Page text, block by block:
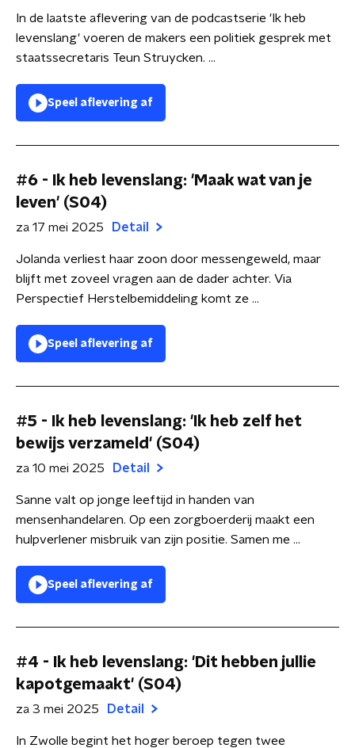
In de laatste aflevering van de podcastserie 'Ik heb
levenslang' voeren de makers een politiek gesprek met
staatssecretaris Teun Struycken. ...
Speel aflevering af
#6 - Ik heb levenslang: 'Maak wat van je
leven' (S04)
za 17 mei 2025 Detail
Jolanda verliest haar zoon door messengeweld, maar
blijft met zoveel vragen aan de dader achter. Via
Perspectief Herstelbemiddeling komt ze ...
Speel aflevering af
#5 - Ik heb levenslang: 'Ik heb zelf het
bewijs verzameld' (S04)
za 10 mei 2025 Detail
Sanne valt op jonge leeftijd in handen van
mensenhandelaren. Op een zorgboerderij maakt een
hulpverlener misbruik van zijn positie. Samen me ...
Speel aflevering af
#4 - Ik heb levenslang: 'Dit hebben jullie
kapotgemaakt' (S04)
za 3 mei 2025 Detail
In Zwolle begint het hoger beroep tegen twee